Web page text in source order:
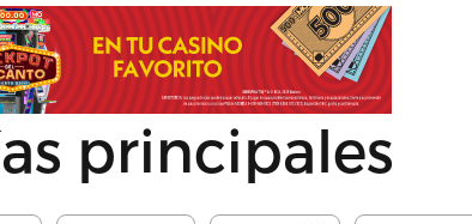
principales